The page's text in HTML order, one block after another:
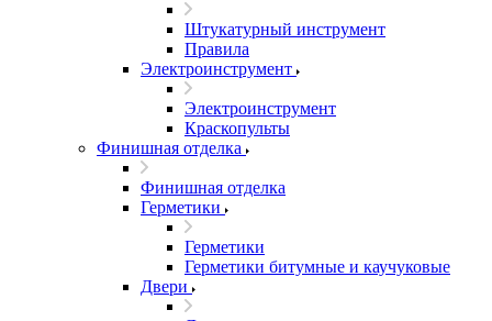
Штукатурный инструмент
Правила
Электроинструмент
Электроинструмент
Краскопульты
Финишная отделка
Финишная отделка
Герметики
Герметики
Герметики битумные и каучуковые
Двери